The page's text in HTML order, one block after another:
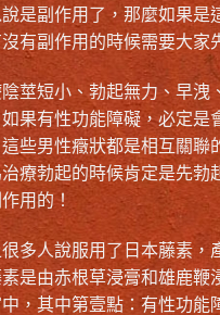
是副作用了，那麼如果
有副作用的時候需要大家
莖短小、勃起無力、早
果有性功能障礙，必定
些男性癥狀都是相互關聯
療勃起的時候肯定是先
用的！
多人說服用了日本藤素 ，
是由赤根草浸膏和雄鹿
，其中第壹點：有性功